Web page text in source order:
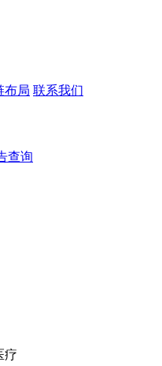
布局 联系我们
查询